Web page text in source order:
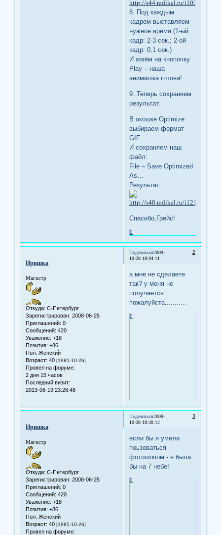
8. Под каждым
кадром выставляем
нужное время (1-ый
кадр: 2-3 сек.; 2-ой
кадр: 0,1 сек.)
И жмём на кнопочку
Play – наша
анимашка готова!
9. Теперь сохраняем
результат:
В окошке Optimize
выбираем формат
GIF
И сохраняем наш
файл:
File – Save Optimized
As…
Результат:
Спасибо,Грейс!
0
Поделиться 2
2009-
10-28 18:04:11
Иришка
Магистр
Откуда: С-Петербург
Зарегистрирован: 2008-06-25
Приглашений: 0
Сообщений: 420
Уважение: +18
Позитив: +86
Пол: Женский
Возраст: 40[1985-10-26]
Провел на форуме:
2 дня 15 часов
Последний визит:
2013-06-19 23:28:48
а мне не сделаете
так? у меня не
получается.
пожалуйста...........
0
Поделиться 3
2009-
10-28 18:28:12
Иришка
Магистр
Откуда: С-Петербург
Зарегистрирован: 2008-06-25
Приглашений: 0
Сообщений: 420
Уважение: +18
Позитив: +86
Пол: Женский
Возраст: 40[1985-10-26]
Провел на форуме:
если бы я умела
поьзоваться
фотошопом - я была
бы на 7 небе!
0